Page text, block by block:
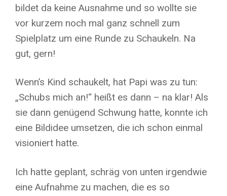
bildet da keine Ausnahme und so wollte sie
vor kurzem noch mal ganz schnell zum
Spielplatz um eine Runde zu Schaukeln. Na
gut, gern!
Wenn’s Kind schaukelt, hat Papi was zu tun:
„Schubs mich an!“ heißt es dann – na klar! Als
sie dann genügend Schwung hatte, konnte ich
eine Bildidee umsetzen, die ich schon einmal
visioniert hatte.
Ich hatte geplant, schräg von unten irgendwie
eine Aufnahme zu machen, die es so